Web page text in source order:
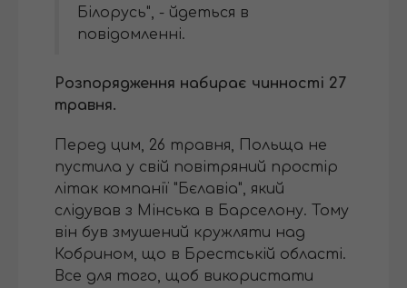
Білорусь", - йдеться в
повідомленні.
Розпорядження набирає чинності 27
травня.
Перед цим, 26 травня, Польща не
пустила у свій повітряний простір
літак компанії "Бєлавіа", який
слідував з Мінська в Барселону. Тому
він був змушений кружляти над
Кобрином, що в Брестській області.
Все для того, щоб використати